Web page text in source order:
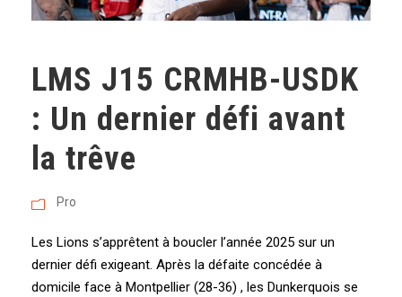
LMS J15 CRMHB-USDK
: Un dernier défi avant
la trêve
Pro
Les Lions s’apprêtent à boucler l’année 2025 sur un
dernier défi exigeant. Après la défaite concédée à
domicile face à Montpellier (28-36) , les Dunkerquois se